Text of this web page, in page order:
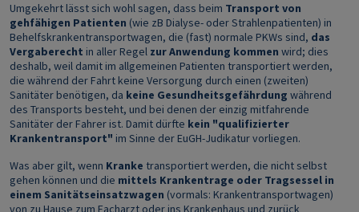
Umgekehrt lässt sich wohl sagen, dass beim Transport von
gehfähigen Patienten (wie zB Dialyse- oder Strahlenpatienten) in
Behelfskrankentransportwagen, die (fast) normale PKWs sind, das
Vergaberecht in aller Regel zur Anwendung kommen wird; dies
deshalb, weil damit im allgemeinen Patienten transportiert werden,
die während der Fahrt keine Versorgung durch einen (zweiten)
Sanitäter benötigen, da keine Gesundheitsgefährdung während
des Transports besteht, und bei denen der einzig mitfahrende
Sanitäter der Fahrer ist. Damit dürfte kein "qualifizierter
Krankentransport" im Sinne der EuGH-Judikatur vorliegen.
Was aber gilt, wenn Kranke transportiert werden, die nicht selbst
gehen können und die mittels Krankentrage oder Tragsessel in
einem Sanitätseinsatzwagen (vormals: Krankentransportwagen)
von zu Hause zum Facharzt oder ins Krankenhaus und zurück